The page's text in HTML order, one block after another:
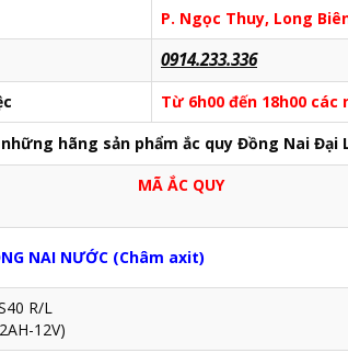
P. Ngọc Thuy, Long
0914.233.336
Từ 6h00 đến 18h00
hãng sản phẩm ắc quy Đồng Nai Đại
MÃ ẮC QUY
NAI NƯỚC (Châm axit)
R/L
12V)